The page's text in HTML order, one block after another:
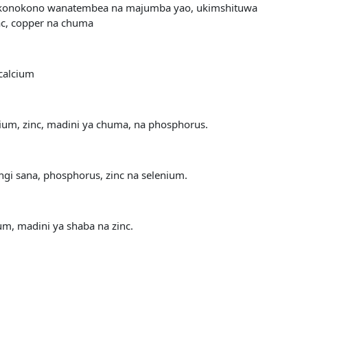
wanatembea na majumba yao, ukimshituwa
copper na chuma
zinc, madini ya chuma, na phosphorus.
sana, phosphorus, zinc na selenium.
madini ya shaba na zinc.